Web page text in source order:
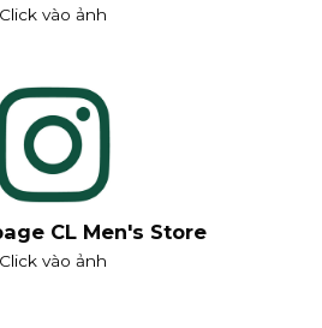
Click vào ảnh
CL Men's Store
Click vào ảnh